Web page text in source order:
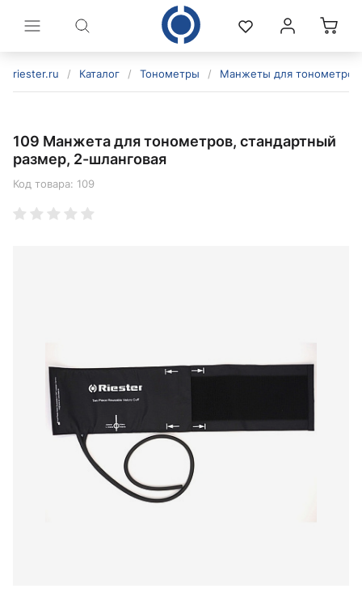
riester.ru / Каталог / Тонометры / Манжеты для тонометров
109 Манжета для тонометров, стандартный
размер, 2-шланговая
Код товара: 109